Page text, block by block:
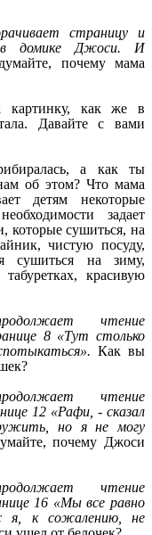
страницу и
в домике Джоси. И
почему мама
картинку, как же в
Давайте с вами
а как ты
об этом? Что мама
детям некоторые
задает
сушиться, на
чистую посуду,
сушиться на зиму,
красивую
чтение
8 «Тут столько
Как вы
чтение
12 «Рафи, - сказал
но я не могу
почему Джоси
чтение
16 «Мы все равно
я, к сожалению, не